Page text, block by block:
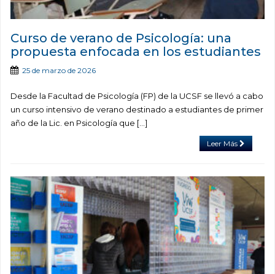
Curso de verano de Psicología: una
propuesta enfocada en los estudiantes
25 de marzo de 2026
Desde la Facultad de Psicología (FP) de la UCSF se llevó a cabo
un curso intensivo de verano destinado a estudiantes de primer
año de la Lic. en Psicología que [...]
Leer Más